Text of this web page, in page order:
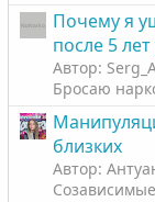
Почему я
после 5
Автор:
Бросаю
близких
Автор: